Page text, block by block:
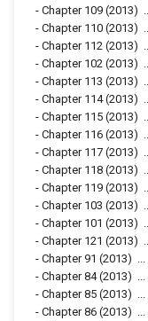
- Chapter 109 (2013)
- Chapter 110 (2013)
- Chapter 112 (2013)
- Chapter 102 (2013)
- Chapter 113 (2013)
- Chapter 114(2013)
- Chapter 115 (2013)
- Chapter 116 (2013)
- Chapter 117 (2013)
- Chapter 118 (2013)
- Chapter 119 (2013)
- Chapter 103 (2013)
- Chapter 101 (2013)
- Chapter 121 (2013)
- Chapter 91 (2013)
- Chapter 84(2013)
- Chapter 85 (2013)
- Chapter 86 (2013)